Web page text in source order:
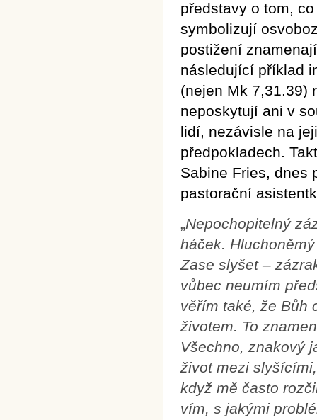
představy o tom,
symbolizují
postižení
následující příklad
(nejen Mk 7,31.39)
neposkytují ani v
lidí, nezávisle na
předpokladech.
Sabine Fries, dnes
pastorační
„Nepochopitelný
háček.
Zase slyšet –
vůbec neumím
věřím také, že Bůh
životem. To
Všechno, znakový
život mezi
když mě často
vím, s jakými